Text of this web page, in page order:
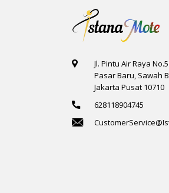
Jl. Pintu Air Raya
Pasar Baru, Sawah
Jakarta Pusat 10710
628118904745